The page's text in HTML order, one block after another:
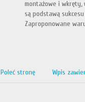
montażowe i wkręty,
są podstawą
Zaproponowane
Poleć stronę Wpis